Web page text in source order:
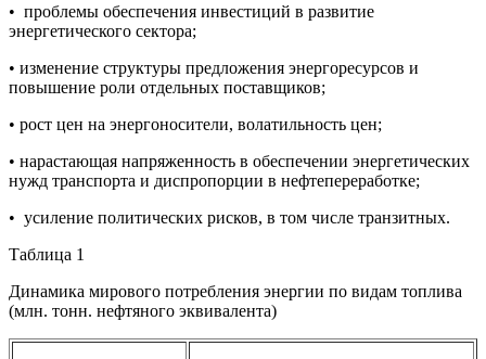
• проблемы обеспечения инвестиций в развитие
энергетического сектора;
• изменение структуры предложения энергоресурсов и
повышение роли отдельных поставщиков;
• рост цен на энергоносители, волатильность цен;
• нарастающая напряженность в обеспечении энергетических
нужд транспорта и диспропорции в нефтепереработке;
• усиление политических рисков, в том числе транзитных.
Таблица 1
Динамика мирового потребления энергии по видам топлива
(млн. тонн. нефтяного эквивалента)